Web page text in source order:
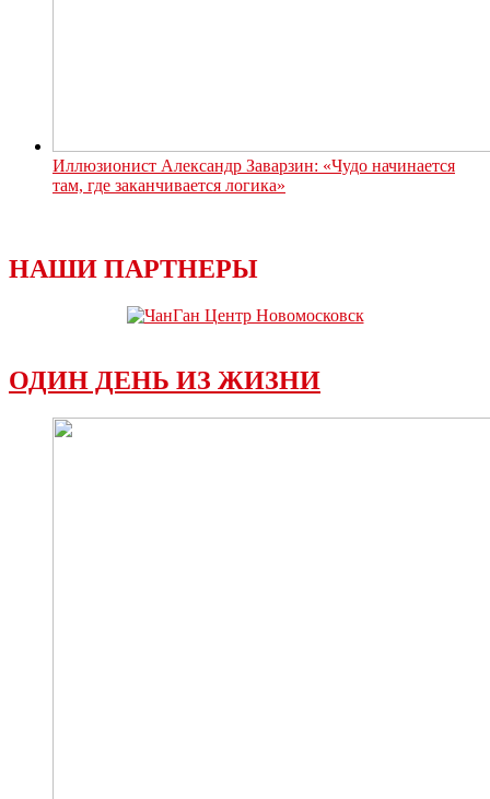
Иллюзионист Александр Заварзин: «Чудо начинается
там, где заканчивается логика»
НАШИ ПАРТНЕРЫ
ОДИН ДЕНЬ ИЗ ЖИЗНИ